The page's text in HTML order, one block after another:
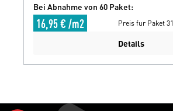
Bei Abnahme von 60 Paket:
16,95 € /m2 Preis fur Paket
Details